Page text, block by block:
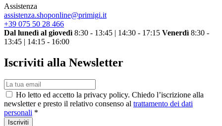
Assistenza
assistenza.shoponline@primigi.it
+39 075 50 28 466
Dal lunedì al giovedì 8:30 - 13:45 | 14:30 - 17:15 Venerdì 8:30 -
13:45 | 14:15 - 16:00
Iscriviti alla Newsletter
Ho letto ed accetto la privacy policy. Chiedo l’iscrizione alla
newsletter e presto il relativo consenso al trattamento dei dati
personali *
Iscriviti